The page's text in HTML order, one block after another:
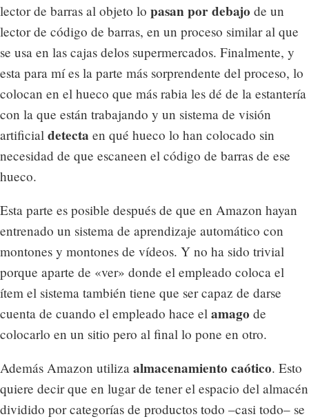
lector de barras al objeto lo pasan por debajo de un
lector de código de barras, en un proceso similar al que
se usa en las cajas delos supermercados. Finalmente, y
esta para mí es la parte más sorprendente del proceso, lo
colocan en el hueco que más rabia les dé de la estantería
con la que están trabajando y un sistema de visión
artificial detecta en qué hueco lo han colocado sin
necesidad de que escaneen el código de barras de ese
hueco.
Esta parte es posible después de que en Amazon hayan
entrenado un sistema de aprendizaje automático con
montones y montones de vídeos. Y no ha sido trivial
porque aparte de «ver» donde el empleado coloca el
ítem el sistema también tiene que ser capaz de darse
cuenta de cuando el empleado hace el amago de
colocarlo en un sitio pero al final lo pone en otro.
Además Amazon utiliza almacenamiento caótico. Esto
quiere decir que en lugar de tener el espacio del almacén
dividido por categorías de productos todo –casi todo– se